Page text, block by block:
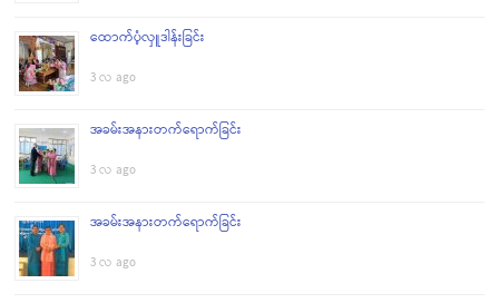
ထောက်ပံ့လှူဒါန်းခြင်း
3 လ ago
အခမ်းအနားတက်ရောက်ခြင်း
3 လ ago
အခမ်းအနားတက်ရောက်ခြင်း
3 လ ago